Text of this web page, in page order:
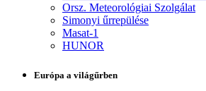
Orsz. Meteorológiai Szolgálat
Simonyi űrrepülése
Masat-1
HUNOR
Európa a világűrben